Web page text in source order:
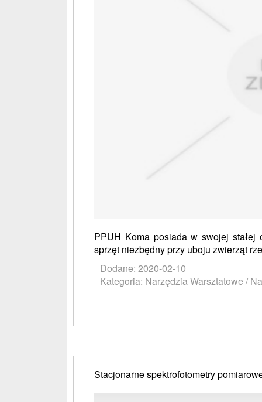
PPUH Koma posiada w swojej stałej
sprzęt niezbędny przy uboju zwierząt
Dodane: 2020-02-10
Kategoria: Narzędzia Warsztatowe /
Stacjonarne spektrofotometry